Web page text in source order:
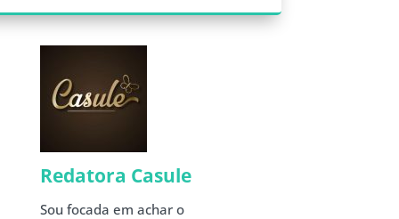
Redatora Casule
Sou focada em achar o